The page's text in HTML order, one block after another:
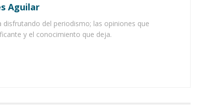
Aguilar
del periodismo; las opiniones que
y el conocimiento que deja.